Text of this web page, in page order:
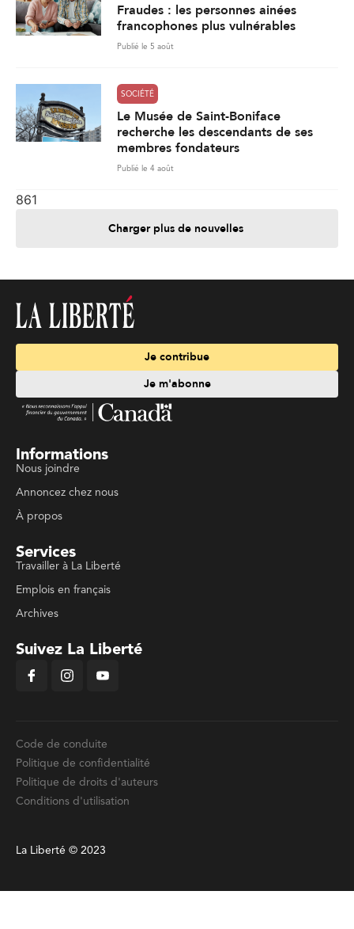
Fraudes : les personnes ainées
francophones plus vulnérables
Publié le 5 août
SOCIÉTÉ
Le Musée de Saint-Boniface
recherche les descendants de ses
membres fondateurs
Publié le 4 août
861
Charger plus de nouvelles
Je contribue
Je m'abonne
Informations
Nous joindre
Annoncez chez nous
À propos
Services
Travailler à La Liberté
Emplois en français
Archives
Suivez La Liberté
Code de conduite
Politique de confidentialité
Politique de droits d'auteurs
Conditions d'utilisation
La Liberté © 2023